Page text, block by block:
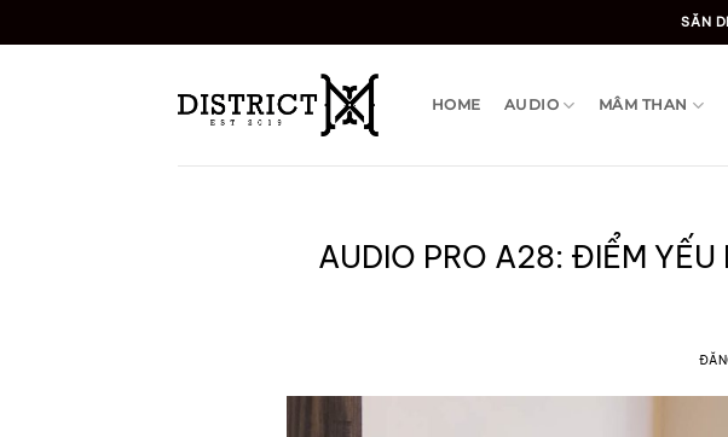
SĂN
HOME AUDIO MÂM THAN
AUDIO PRO A28: ĐIỂM